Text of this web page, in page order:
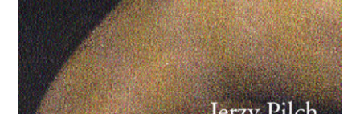
BUSCAR
LISTA DE LIBROS